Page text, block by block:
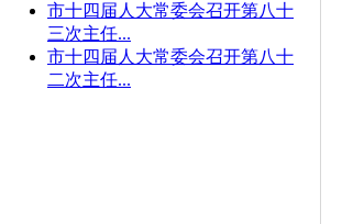
市十四届人大常委会召开第八十
三次主任...
市十四届人大常委会召开第八十
二次主任...